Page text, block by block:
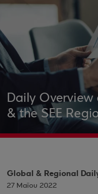
Daily
& the SEE
Global & Regional
27 Μαΐου 2022